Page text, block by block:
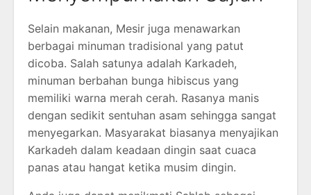
Selain makanan, Mesir juga menawarkan
berbagai minuman tradisional yang patut
dicoba. Salah satunya adalah Karkadeh,
minuman berbahan bunga hibiscus yang
memiliki warna merah cerah. Rasanya manis
dengan sedikit sentuhan asam sehingga sangat
menyegarkan. Masyarakat biasanya menyajikan
Karkadeh dalam keadaan dingin saat cuaca
panas atau hangat ketika musim dingin.